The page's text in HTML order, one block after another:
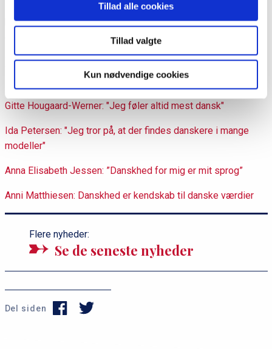
Tillad alle cookies
Tillad valgte
Kun nødvendige cookies
Den skal være kulsort og fremmed. Det er kun sådan, den
bliver en del af min danske dagligdag. Og dermed netop
Læs også:
Mirco Reimer-Elster: Danskhed er et fællesskab
Gitte Hougaard-Werner: "Jeg føler altid mest dansk"
Ida Petersen: "Jeg tror på, at der findes danskere i mange
modeller"
Anna Elisabeth Jessen: ”Danskhed for mig er mit sprog”
Anni Matthiesen: Danskhed er kendskab til danske værdier
Flere nyheder:
Se de seneste nyheder
Del siden